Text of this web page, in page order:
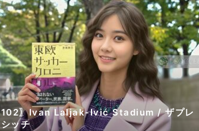
102〗Ivan Laljak-Ivić Stadium / ザプレ
シッチ